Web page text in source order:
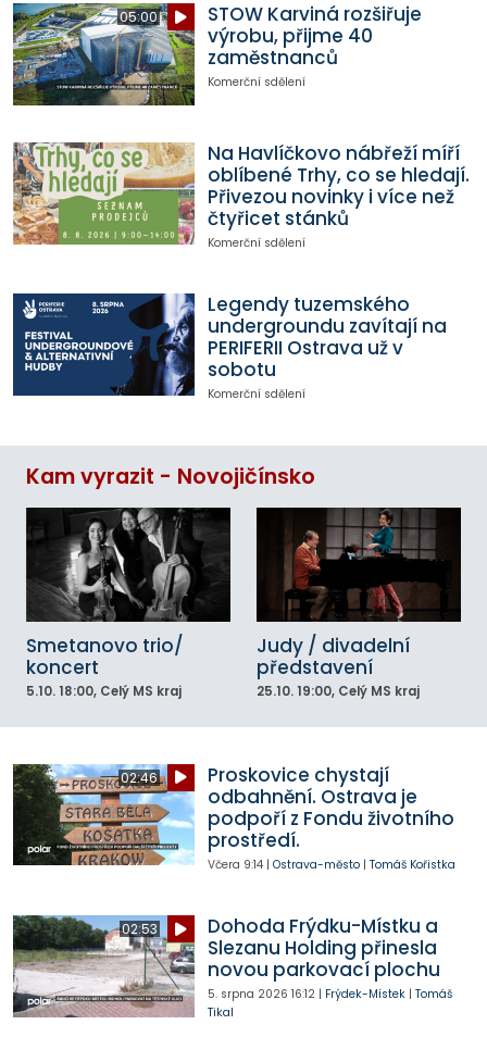
05:00
STOW Karviná rozšiřuje
výrobu, přijme 40
zaměstnanců
Komerční sdělení
Na Havlíčkovo nábřeží míří
oblíbené Trhy, co se hledají.
Přivezou novinky i více než
čtyřicet stánků
Komerční sdělení
Legendy tuzemského
undergroundu zavítají na
PERIFERII Ostrava už v
sobotu
Komerční sdělení
Kam vyrazit - Novojičínsko
Smetanovo trio/
koncert
5.10. 18:00, Celý MS kraj
Judy / divadelní
představení
25.10. 19:00, Celý MS kraj
02:46
Proskovice chystají
odbahnění. Ostrava je
podpoří z Fondu životního
prostředí.
Včera 9:14| Ostrava-město| Tomáš Kořistka
02:53
Dohoda Frýdku-Místku a
Slezanu Holding přinesla
novou parkovací plochu
5. srpna 2026 16:12| Frýdek-Místek| Tomáš
Tikal